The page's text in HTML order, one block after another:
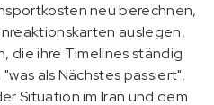
neu berechnen,
auslegen,
die ihre Timelines ständig
als Nächstes passiert".
Situation im Iran und dem